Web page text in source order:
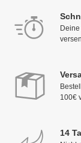
100€
14